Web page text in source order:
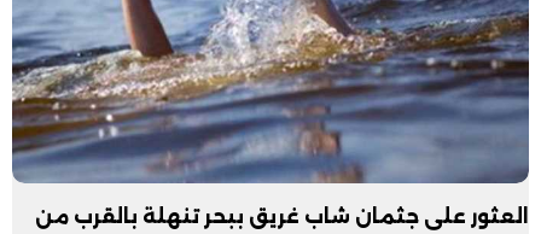
العثور على جثمان شاب غريق ببحر تنهلة بالقرب من